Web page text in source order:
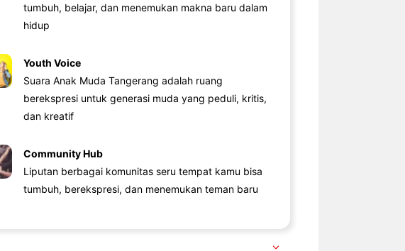
tumbuh, belajar, dan menemukan makna baru dalam
hidup
Youth Voice
Suara Anak Muda Tangerang adalah ruang
berekspresi untuk generasi muda yang peduli, kritis,
dan kreatif
Community Hub
Liputan berbagai komunitas seru tempat kamu bisa
tumbuh, berekspresi, dan menemukan teman baru